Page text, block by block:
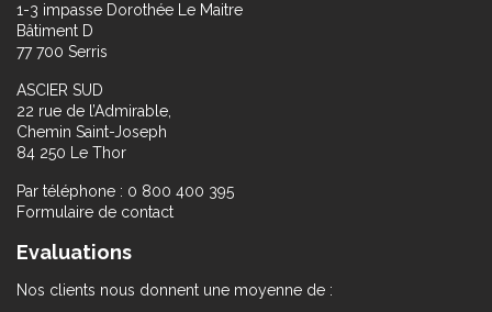
1-3 impasse Dorothée Le Maitre
Bâtiment D
77 700 Serris
ASCIER SUD
22 rue de l’Admirable,
Chemin Saint-Joseph
84 250 Le Thor
Par téléphone : 0 800 400 395
Formulaire de contact
Evaluations
Nos clients nous donnent une moyenne de :